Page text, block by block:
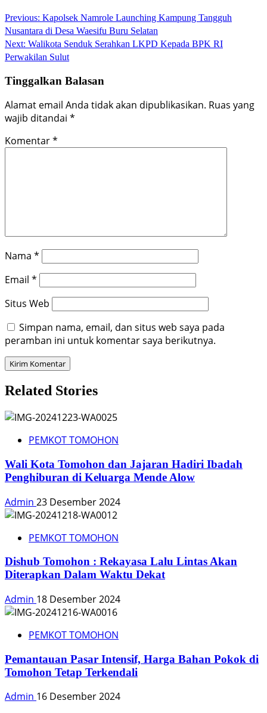
Previous: Kapolsek Namrole Launching Kampung Tangguh
Nusantara di Desa Waesifu Buru Selatan
Next: Walikota Senduk Serahkan LKPD Kepada BPK RI
Perwakilan Sulut
Tinggalkan Balasan
Alamat email Anda tidak akan dipublikasikan. Ruas yang
wajib ditandai *
Komentar*
Nama *
Email *
Situs Web
Simpan nama, email, dan situs web saya pada
peramban ini untuk komentar saya berikutnya.
Related Stories
PEMKOT TOMOHON
Wali Kota Tomohon dan Jajaran Hadiri Ibadah
Penghiburan di Keluarga Mende Alow
Admin 23 Desember 2024
PEMKOT TOMOHON
Dishub Tomohon : Rekayasa Lalu Lintas Akan
Diterapkan Dalam Waktu Dekat
Admin 18 Desember 2024
PEMKOT TOMOHON
Pemantauan Pasar Intensif, Harga Bahan Pokok di
Tomohon Tetap Terkendali
Admin 16 Desember 2024